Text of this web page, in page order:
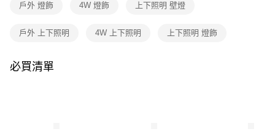
易，需依本服務之必要範圍內提供個人資料，並將交易相關給付款項請求債
https://aftee.tw/terms/#terms3
戶外 燈飾 4W 燈飾 上下照明 壁燈
戶外 上下照明 4W 上下照明 上下照明 燈飾
必買清單